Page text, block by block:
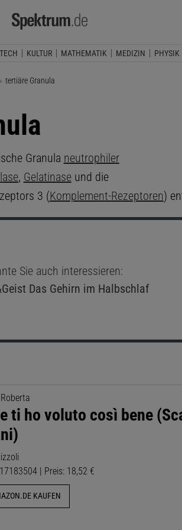
KULTUR MATHEMATIK MEDIZIN PHYSIK
Aktuelle Seite:
tertiäre Granula
Granula neutrophiler
, Gelatinaseund die
3 (Komplement-Rezeptoren)
Sie auch interessieren:
Das Gehirn im Halbschlaf
ti ho voluto così bene
| Preis: 18,52 €
KAUFEN